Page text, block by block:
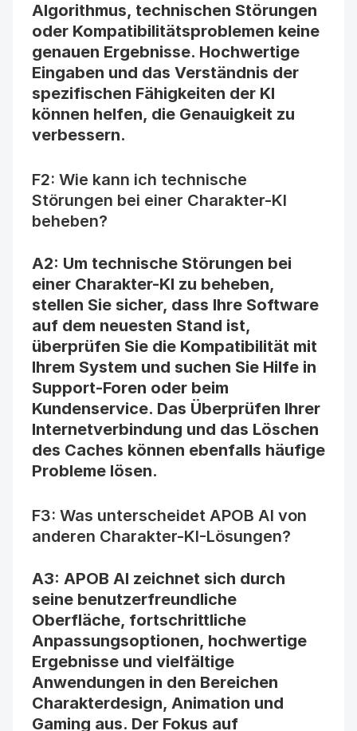
Algorithmus, technischen Störungen
oder Kompatibilitätsproblemen keine
genauen Ergebnisse. Hochwertige
Eingaben und das Verständnis der
spezifischen Fähigkeiten der KI
können helfen, die Genauigkeit zu
verbessern.
F2: Wie kann ich technische
Störungen bei einer Charakter-KI
beheben?
A2: Um technische Störungen bei
einer Charakter-KI zu beheben,
stellen Sie sicher, dass Ihre Software
auf dem neuesten Stand ist,
überprüfen Sie die Kompatibilität mit
Ihrem System und suchen Sie Hilfe in
Support-Foren oder beim
Kundenservice. Das Überprüfen Ihrer
Internetverbindung und das Löschen
des Caches können ebenfalls häufige
Probleme lösen.
F3: Was unterscheidet APOB AI von
anderen Charakter-KI-Lösungen?
A3: APOB AI zeichnet sich durch
seine benutzerfreundliche
Oberfläche, fortschrittliche
Anpassungsoptionen, hochwertige
Ergebnisse und vielfältige
Anwendungen in den Bereichen
Charakterdesign, Animation und
Gaming aus. Der Fokus auf